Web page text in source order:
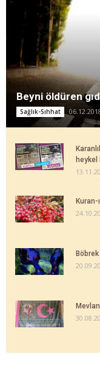
Beyni öldüren
Sağlık-Sıhhat
heykel
Kuran-